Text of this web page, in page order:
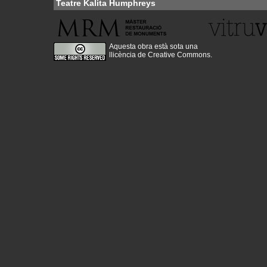
Teatre Kalita Humphreys
Aquesta obra està sota una
llicència de Creative Commons.